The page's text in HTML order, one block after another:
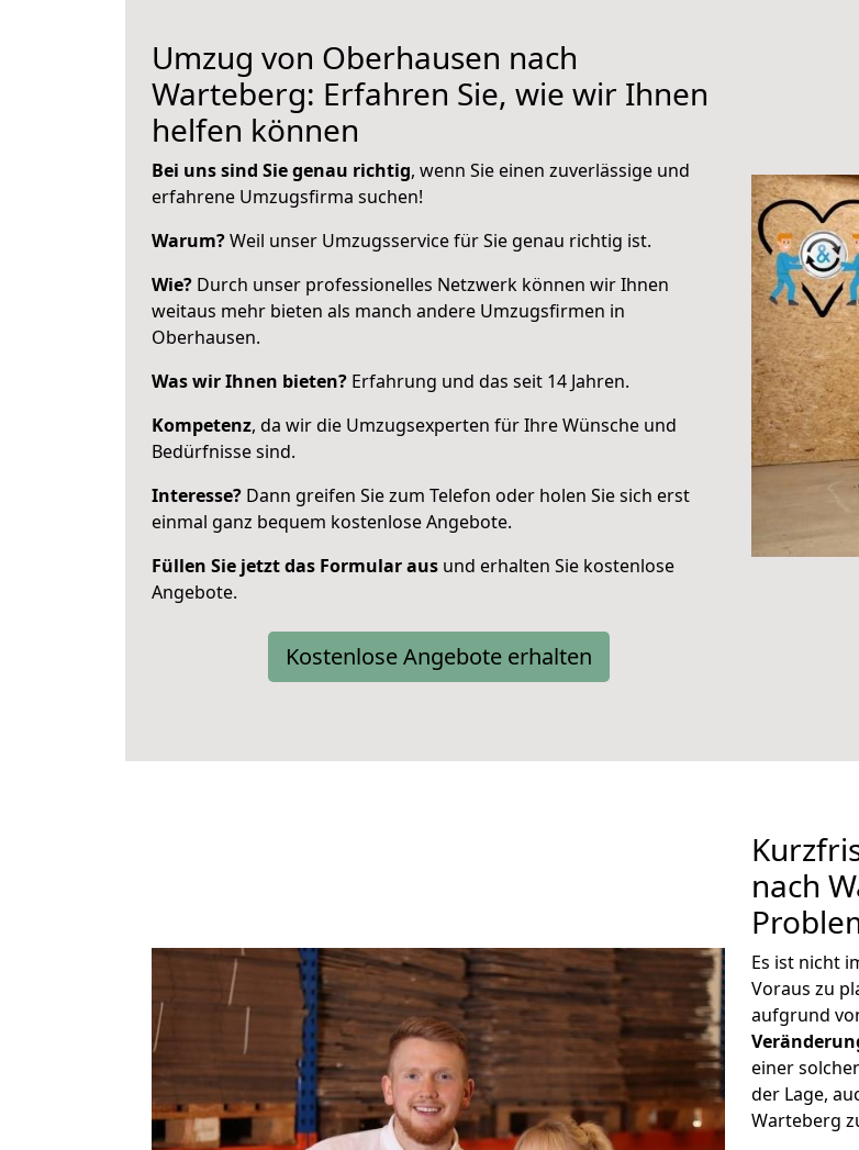
Umzug von Oberhausen nach
Warteberg: Erfahren Sie, wie wir Ihnen
helfen können
Bei uns sind Sie genau richtig, wenn Sie einen zuverlässige und
erfahrene Umzugsfirma suchen!
Warum?Weil unser Umzugsservice für Sie genau richtig ist.
Wie? Durch unser professionelles Netzwerk können wir Ihnen
weitaus mehr bieten als manch andere Umzugsfirmen in
Oberhausen.
Was wir Ihnen bieten? Erfahrung und das seit 14 Jahren.
Kompetenz, da wir die Umzugsexperten für Ihre Wünsche und
Bedürfnisse sind.
Interesse? Dann greifen Sie zum Telefon oder holen Sie sich erst
einmal ganz bequem kostenlose Angebote.
Füllen Sie jetzt das Formular aus und erhalten Sie kostenlose
Angebote.
Kostenlose Angebote erhalten
nach
Es ist nicht
Voraus zu
aufgrund
einer
der Lage,
Warteberg